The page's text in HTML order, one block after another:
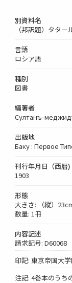
別資料名
（邦訳題）タタ
言語
ロシア語
種別
図書
編著者
Султанъ-
出版地
Баку : Первое
刊行年月日（西暦)
1903
形態
大きさ: （縦）
数量: 1冊
内容記述
請求記号: D60068
印記: 東京帝国大
注記: 4巻本のうち